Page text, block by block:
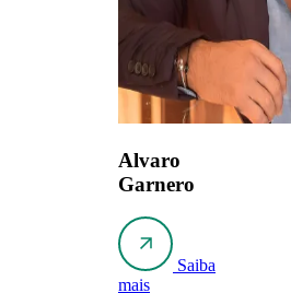
Alvaro
Garnero
Saiba
mais